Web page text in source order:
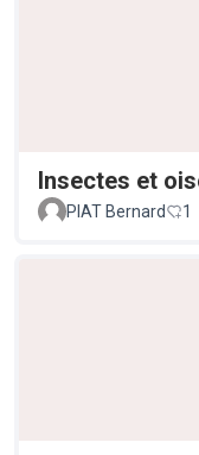
Insectes et
PIAT Bernard
1